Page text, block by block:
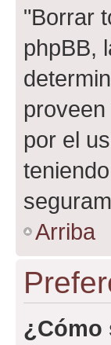
"Borrar
phpBB,
por el
Arriba
¿Cómo